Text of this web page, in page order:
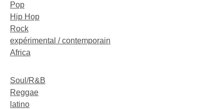
Pop
Hip Hop
Rock
expérimental / contemporain
Africa
Soul/R&B
Reggae
latino